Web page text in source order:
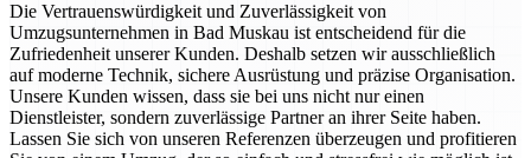
Die Vertrauenswürdigkeit und Zuverlässigkeit von
Umzugsunternehmen in Bad Muskau ist entscheidend für die
Zufriedenheit unserer Kunden. Deshalb setzen wir ausschließlich
auf moderne Technik, sichere Ausrüstung und präzise Organisation.
Unsere Kunden wissen, dass sie bei uns nicht nur einen
Dienstleister, sondern zuverlässige Partner an ihrer Seite haben.
Lassen Sie sich von unseren Referenzen überzeugen und profitieren